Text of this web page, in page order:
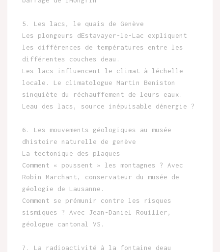
5. Les lacs, le quais de Genève
Les plongeurs dEstavayer-le-Lac expliquent
les différences de températures entre les
différentes couches deau.
Les lacs influencent le climat à léchelle
locale. Le climatologue Martin Beniston
sinquiète du réchauffement de leurs eaux.
Leau des lacs, source inépuisable dénergie ?
6. Les mouvements géologiques au musée
dhistoire naturelle de genève
La tectonique des plaques
Comment « poussent » les montagnes ? Avec
Robin Marchant, conservateur du musée de
géologie de Lausanne.
Comment se prémunir contre les risques
sismiques ? Avec Jean-Daniel Rouiller,
géologue cantonal VS.
7. La radioactivité à la fontaine deau